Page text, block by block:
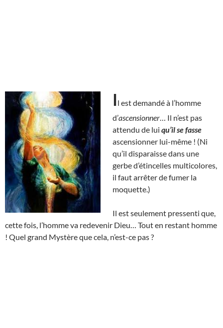
Il est demandé à l’homme
d’ascensionner … Il n’est pas
attendu de lui qu’il se fasse
ascensionner lui-même ! (Ni
qu’il disparaisse dans une
gerbe d’étincelles multicolores,
il faut arrêter de fumer la
moquette.)
Il est seulement pressenti que,
cette fois, l’homme va redevenir Dieu… Tout en restant homme
! Quel grand Mystère que cela, n’est-ce pas ?